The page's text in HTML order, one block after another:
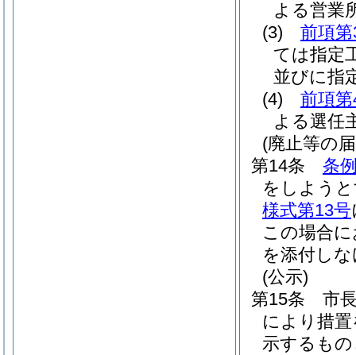
よる営業
(3)
前項
ては指定
並びに指
(4)
前項
よる選任
(廃止等の
第14条
条
をしよう
様式第13号
この場合
を添付し
(公示)
第15条
市
により措
示するも